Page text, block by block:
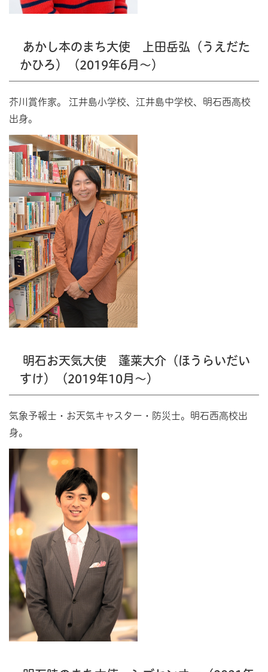
あかし本のまち大使 上田岳弘（うえだた
かひろ）（2019年6月～）
芥川賞作家。 江井島小学校、江井島中学校、明石西高校
出身。
明石お天気大使 蓬莱大介（ほうらいだい
すけ）（2019年10月～）
気象予報士・お天気キャスター・防災士。明石西高校出
身。